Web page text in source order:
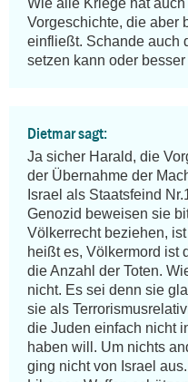
Vorgeschichte, die aber
einfließt. Schande auch
setzen kann oder
Dietmar sagt:
Ja sicher Harald, die
der Übernahme der
Israel als Staatsfeind
Genozid beweisen sie
Völkerrecht beziehen,
heißt es, Völkermord ist
die Anzahl der Toten.
nicht. Es sei denn sie
sie als
die Juden einfach nicht
haben will. Um nichts
ging nicht von Israel